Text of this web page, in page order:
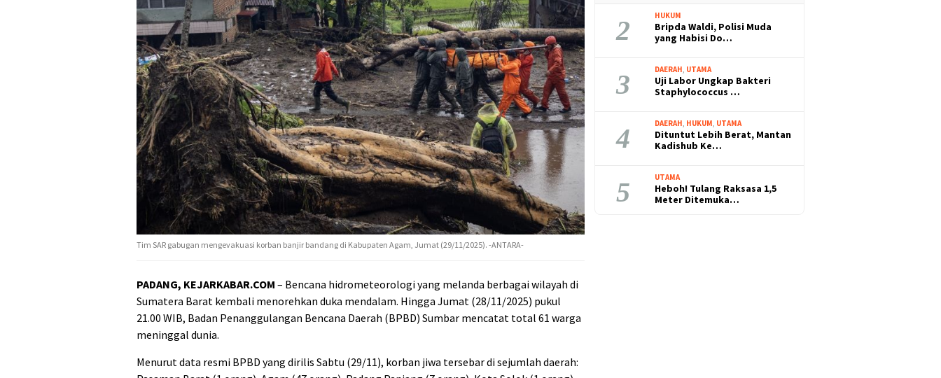
Tim SAR gabugan mengevakuasi korban banjir bandang di Kabupaten Agam, Jumat (29/11/2025). -ANTARA-
PADANG, KEJARKABAR.COM – Bencana hidrometeorologi yang melanda berbagai wilayah di
Sumatera Barat kembali menorehkan duka mendalam. Hingga Jumat (28/11/2025) pukul
21.00 WIB, Badan Penanggulangan Bencana Daerah (BPBD) Sumbar mencatat total 61 warga
meninggal dunia.
Menurut data resmi BPBD yang dirilis Sabtu (29/11), korban jiwa tersebar di sejumlah daerah:
2 HUKUM
Bripda Waldi, Polisi Muda
yang Habisi Do…
3 DAERAH UTAMA
Uji Labor Ungkap Bakteri
Staphylococcus …
4 DAERAH HUKUM UTAMA
Dituntut Lebih Berat, Mantan
Kadishub Ke…
5 UTAMA
Heboh! Tulang Raksasa 1,5
Meter Ditemuka…